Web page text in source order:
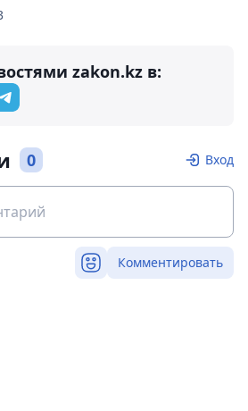
zakon.kz в:
0 Вход
Комментировать